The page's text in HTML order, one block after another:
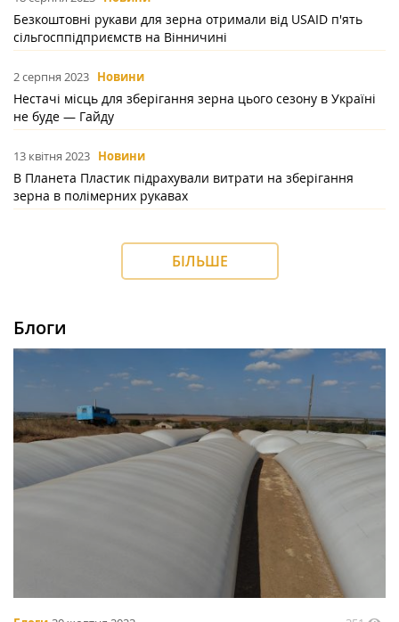
Безкоштовні рукави для зерна отримали від USAID п'ять
сільгосппідприємств на Вінничині
2 серпня 2023 Новини
Нестачі місць для зберігання зерна цього сезону в Україні
не буде — Гайду
13 квітня 2023 Новини
В Планета Пластик підрахували витрати на зберігання
зерна в полімерних рукавах
БІЛЬШЕ
Блоги